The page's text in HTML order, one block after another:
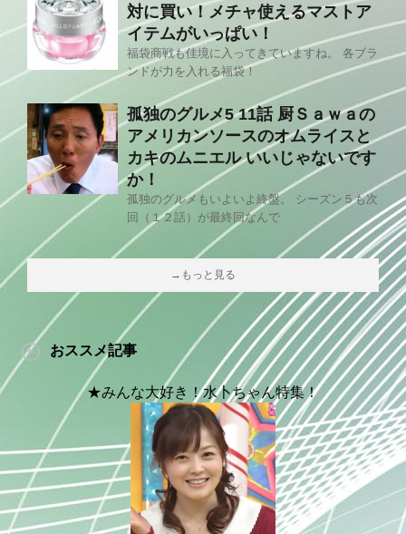
対に買い！メチャ使えるマストア
イテムがいっぱい！
福袋商戦も佳境に入ってきていますね。 各ブラ
ンドが力を入れる福袋！
孤独のグルメ5 11話 厨Ｓａｗａの
アメリカンソースのオムライスと
カキのムニエル いいじゃないです
か！
孤独のグルメもいよいよ終盤。 シーズン５も次
回（１２話）が最終回なんで
→もっと見る
おススメ記事
★みんな大好き！水卜ちゃん特集！